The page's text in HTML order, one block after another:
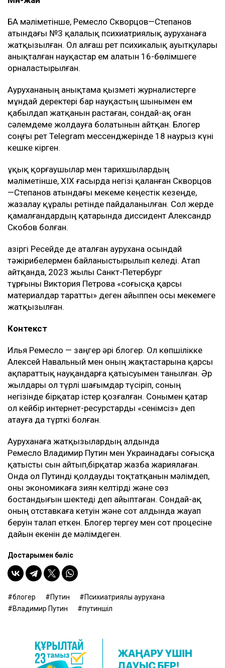
БАҚ мәліметінше, Ремесло Скворцов—Степанов
атындағы №3 қалалық психиатриялық ауруханаға
жатқызылған. Ол алғаш рет психикалық ауытқулары
анықталған науқастар ем алатын 16-бөлімшеге
орналастырылған.
Аурухананың анықтама қызметі журналистерге
мұндай деректері бар науқастың шынымен ем
қабылдап жатқанын растаған, сондай-ақ оған
сәлемдеме жолдауға болатынын айтқан. Блогер
соңғы рет Telegram мессенджерінде 18 наурыз күні
кешке кірген.
Құқық қорғаушылар мен тарихшылардың
мәліметінше, ХІХ ғасырда негізі қаланған Скворцов
—Степанов атындағы мекеме кеңестік кезеңде,
жазалау құралы ретінде пайдаланылған. Сол жерде
қамалғандардың қатарында диссидент Александр
Скобов болған.
Қазіргі Ресейде де аталған аурухана осындай
тәжірибелермен байланыстырылып келеді. Атап
айтқанда, 2023 жылы Санкт-Петербург
тұрғыны Виктория Петрова «соғысқа қарсы
материалдар таратты» деген айыппен осы мекемеге
жатқызылған.
Контекст
Илья Ремесло — заңгер әрі блогер. Ол көпшілікке
Алексей Навальный мен оның жақтастарына қарсы
ақпараттық науқандарға қатысуымен танылған. Әр
жылдары ол түрлі шағымдар түсіріп, соның
негізінде бірқатар істер қозғалған. Сонымен қатар
ол кейбір интернет-ресурстарды «сенімсіз» деп
атауға да түрткі болған.
Ауруханаға жатқызылардың алдында
Ремесло Владимир Путин мен Украинадағы соғысқа
қатысты сын айтып,бірқатар жазба жариялаған.
Онда ол Путинді қолдауды тоқтатқанын мәлімдеп,
оны экономикаға зиян келтірді және сөз
бостандығын шектеді деп айыптаған. Сондай-ақ
оның отставкаға кетуін және сот алдында жауап
беруін талап еткен. Блогер тергеу мен сот процесіне
дайын екенін де мәлімдеген.
Достарыңмен бөліс
блогер Путин
Психиатриялық аурухана
Владимир Путин
путиншіл